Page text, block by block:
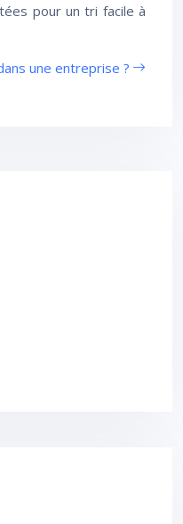
pour un tri facile à
une entreprise ?